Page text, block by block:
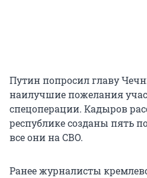
Путин попросил главу
наилучшие пожелания
спецоперации. Кадыров
республике созданы пять
все они на СВО.
Ранее журналисты